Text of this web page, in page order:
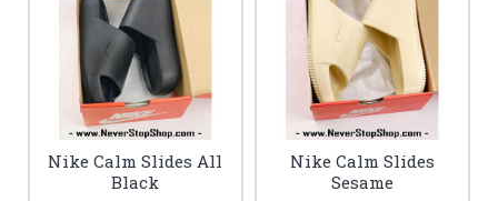
Nike Calm Slides All
Black
Nike Calm Slides
Sesame